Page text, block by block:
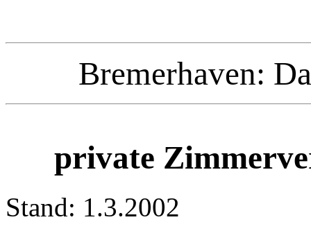
Bremerhaven:
private
Stand: 1.3.2002